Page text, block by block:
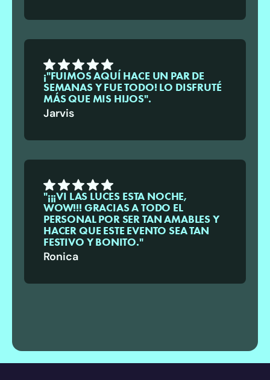
¡"FUIMOS AQUÍ HACE UN PAR DE
SEMANAS Y FUE TODO! LO DISFRUTÉ
MÁS QUE MIS HIJOS".
Jarvis
"¡¡¡VI LAS LUCES ESTA NOCHE,
WOW!!! GRACIAS A TODO EL
PERSONAL POR SER TAN AMABLES Y
HACER QUE ESTE EVENTO SEA TAN
FESTIVO Y BONITO."
Ronica